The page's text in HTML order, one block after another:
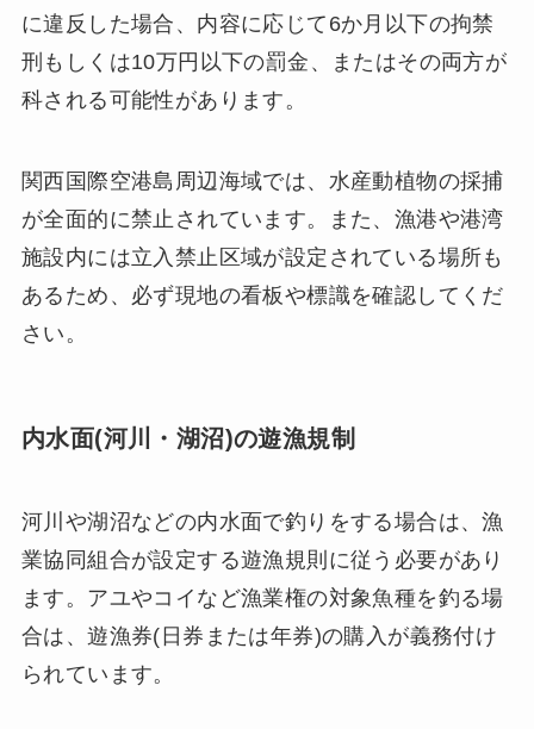
に違反した場合、内容に応じて6か月以下の拘禁
刑もしくは10万円以下の罰金、またはその両方が
科される可能性があります。
関西国際空港島周辺海域では、水産動植物の採捕
が全面的に禁止されています。また、漁港や港湾
施設内には立入禁止区域が設定されている場所も
あるため、必ず現地の看板や標識を確認してくだ
さい。
内水面(河川・湖沼)の遊漁規制
河川や湖沼などの内水面で釣りをする場合は、漁
業協同組合が設定する遊漁規則に従う必要があり
ます。アユやコイなど漁業権の対象魚種を釣る場
合は、遊漁券(日券または年券)の購入が義務付け
られています。